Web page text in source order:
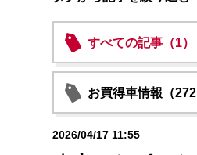
すべての記事（1）
お買得車情報（272
2026/04/17 11:55